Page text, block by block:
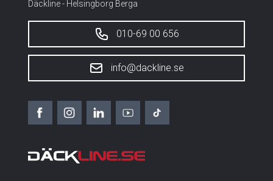
Däckline - Helsingborg Berga
010-69 00 656
info@dackline.se